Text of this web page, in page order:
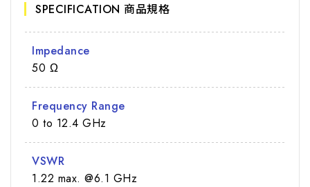
SPECIFICATION 商品規格
Impedance
50 Ω
Frequency Range
0 to 12.4 GHz
VSWR
1.22 max. @6.1 GHz